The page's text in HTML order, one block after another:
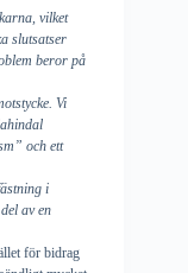
vilket
slutsatser
beror på
Vi
och ett
i
av en
för bidrag